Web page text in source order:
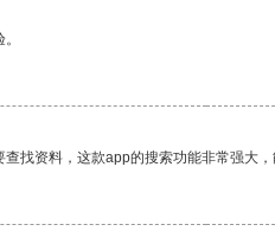
找资料，这款app的搜索功能非常强大，